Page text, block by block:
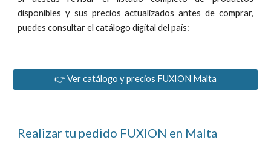
disponibles y sus precios actualizados antes de comprar,
puedes consultar el catálogo digital del país:
👉 Ver catálogo y precios FUXION Malta
Realizar tu pedido FUXION en Malta